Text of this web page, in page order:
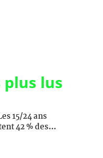
plus lus
15/24 ans
42 % des...